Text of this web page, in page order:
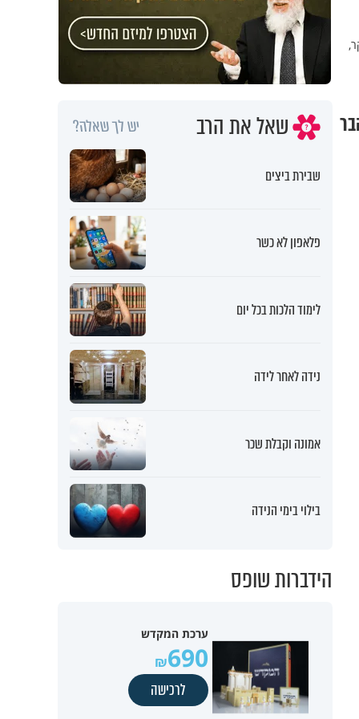
שאל את הרב יש לך שאלה?
שבירת ביצים
פלאפון לא כשר
לימוד הלכות בכל יום
נידה לאחר לידה
אמונה וקבלת שכר
בילוי בימי הנידה
הידברות שופס
ערכת המקדש
690
לרכישה